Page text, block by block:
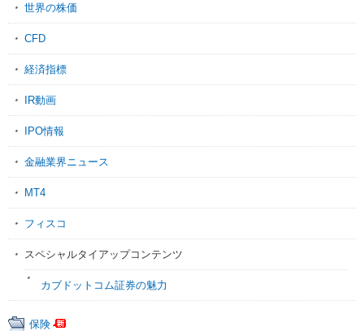
世界の株価
CFD
経済指標
IR動画
IPO情報
金融業界ニュース
MT4
フィスコ
スペシャルタイアップコンテンツ
カブドットコム証券の魅力
保険